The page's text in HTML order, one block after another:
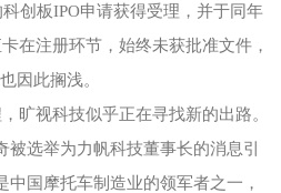
创板IPO申请获得受理，并于同年
在注册环节，始终未获批准文件，
因此搁浅。
旷视科技似乎正在寻找新的出路。
被选举为力帆科技董事长的消息引
国摩托车制造业的领军者之一，